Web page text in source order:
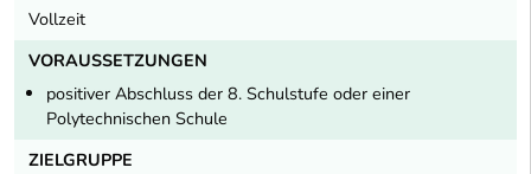
Vollzeit
VORAUSSETZUNGEN
positiver Abschluss der 8. Schulstufe oder einer
Polytechnischen Schule
ZIELGRUPPE